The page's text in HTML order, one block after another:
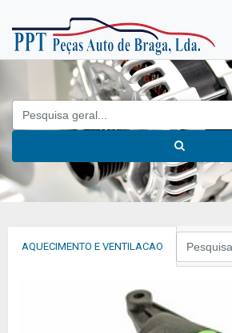
AQUECIMENTO E VENTILACAO